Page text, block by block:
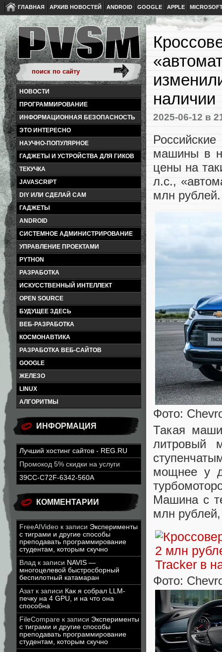
ГЛАВНАЯ АРХИВ НОВОСТЕЙ ANDROID GOOGLE APPLE
НОВОСТИ
ПРОГРАММИРОВАНИЕ
ИНФОРМАЦИОННАЯ БЕЗОПАСНОСТЬ
ЭТО ИНТЕРЕСНО
НАУЧНО-ПОПУЛЯРНОЕ
ГАДЖЕТЫ И УСТРОЙСТВА ДЛЯ ГИКОВ
ТЕКУЧКА
JAVASCRIPT
DIY ИЛИ СДЕЛАЙ САМ
ГАДЖЕТЫ
ANDROID
СИСТЕМНОЕ АДМИНИСТРИРОВАНИЕ
УПРАВЛЕНИЕ ПРОЕКТАМИ
PYTHON
РАЗРАБОТКА
ИСКУССТВЕННЫЙ ИНТЕЛЛЕКТ
OPEN SOURCE
БУДУЩЕЕ ЗДЕСЬ
ВЕБ-РАЗРАБОТКА
КОСМОНАВТИКА
РАЗРАБОТКА ВЕБ-САЙТОВ
GOOGLE
ЖЕЛЕЗО
LINUX
АЛГОРИТМЫ
ИНФОРМАЦИЯ
Лучший хостинг сайтов - REG.RU
Промокод 5% скидки на услуги
39CC-C72F-6342-560A
КОММЕНТАРИИ
FreeAIVideo к записи Эксперименты
с тиграми и другие способы
преподавать программирование
студентам, которым скучно
Влад к записи NAVIS —
многоцелевой быстросборный
беспилотный катамаран
Азатк записи Как я собрал LLM-
печку на 4 GPU, и на что она
способна
FileCompare к записи Эксперименты
с тиграми и другие способы
преподавать программирование
студентам, которым скучно
наличии
2025-06-12 в
машины в
цены на
л.с.,
млн рублей.
Фото:
Такая
литровый
мощнее у
Машина с
млн
Фото: